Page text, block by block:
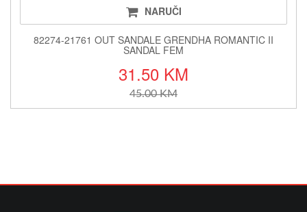
NARUČI
82274-21761 OUT SANDALE GRENDHA ROMANTIC II
SANDAL FEM
31.50 KM
45.00 KM